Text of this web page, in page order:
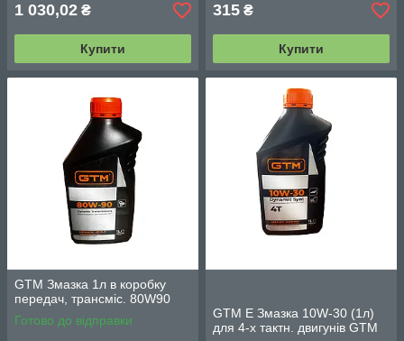
1 030,02 ₴
Купити
315 ₴
Купити
GTM Змазка 1л в коробку
передач, трансміс. 80W90
Готово до відправки
GTM Е Змазка 10W-30 (1л)
для 4-х тактн. двигунів GTM